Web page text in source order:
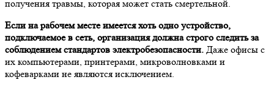
получения травмы, которая может стать смертельной.
Если на рабочем месте имеется хоть одно устройство,
подключаемое в сеть, организация должна строго следить за
соблюдением стандартов электробезопасности. Даже офисы с
их компьютерами, принтерами, микроволновками и
кофеварками не являются исключением.